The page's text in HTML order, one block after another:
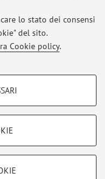
lo stato dei consensi
del sito.
Cookie policy.
avvisi.
del sito.
IVA: 01131710376